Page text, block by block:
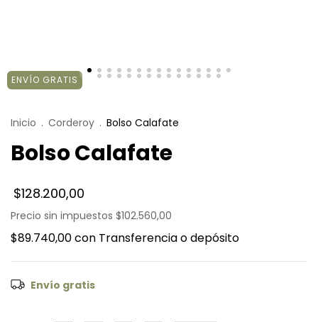
ENVÍO GRATIS
Inicio . Corderoy . Bolso Calafate
Bolso Calafate
$128.200,00
Precio sin impuestos $102.560,00
$89.740,00con Transferencia o depósito
Envío gratis